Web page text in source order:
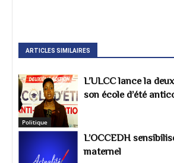
ARTICLES SIMILAIRES
Politique
L’ULCC lance la
son école d’été
L’OCCEDH
maternel